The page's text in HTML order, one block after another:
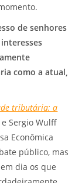
de senhores
como a atual,
tributária: a
Sergio Wulff
Econômica
público, mas
dia os que